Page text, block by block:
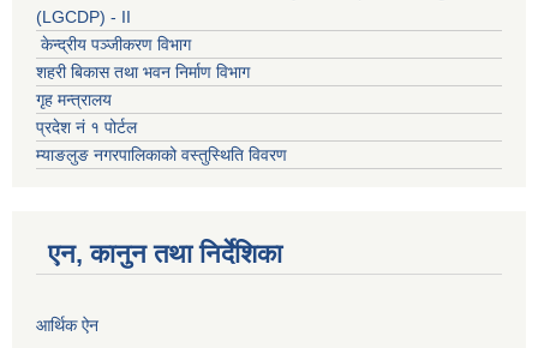
(LGCDP) - II
केन्द्रीय पञ्जीकरण विभाग
शहरी बिकास तथा भवन निर्माण विभाग
गृह मन्त्रालय
प्रदेश नं १ पोर्टल
म्याङलुङ नगरपालिकाको वस्तुस्थिति विवरण
एन, कानुन तथा निर्देशिका
आर्थिक ऐन